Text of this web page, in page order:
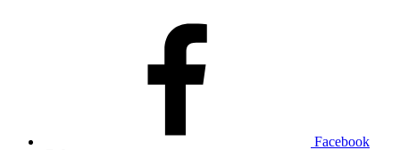
Facebook